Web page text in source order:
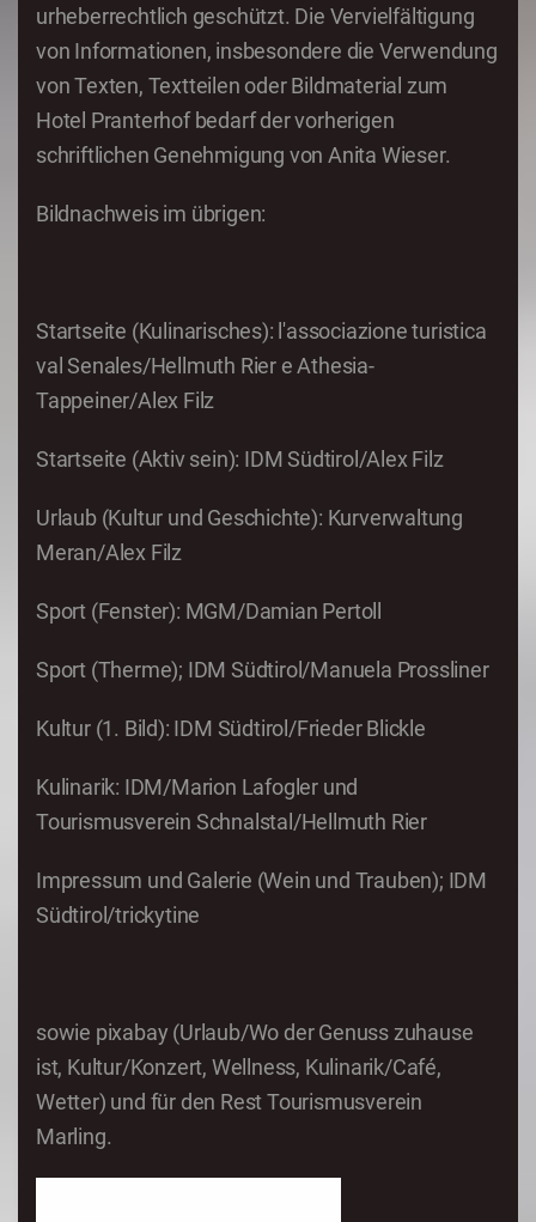
urheberrechtlich geschützt. Die Vervielfältigung
von Informationen, insbesondere die Verwendung
von Texten, Textteilen oder Bildmaterial zum
Hotel Pranterhof bedarf der vorherigen
schriftlichen Genehmigung von Anita Wieser.
Bildnachweis im übrigen:
Startseite (Kulinarisches): l'associazione turistica
val Senales/Hellmuth Rier e Athesia-
Tappeiner/Alex Filz
Startseite (Aktiv sein): IDM Südtirol/Alex Filz
Urlaub (Kultur und Geschichte): Kurverwaltung
Meran/Alex Filz
Sport (Fenster): MGM/Damian Pertoll
Sport (Therme); IDM Südtirol/Manuela Prossliner
Kultur (1. Bild): IDM Südtirol/Frieder Blickle
Kulinarik: IDM/Marion Lafogler und
Tourismusverein Schnalstal/Hellmuth Rier
Impressum und Galerie (Wein und Trauben); IDM
Südtirol/trickytine
sowie pixabay (Urlaub/Wo der Genuss zuhause
ist, Kultur/Konzert, Wellness, Kulinarik/Café,
Wetter) und für den Rest Tourismusverein
Marling.